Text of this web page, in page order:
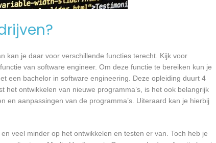
kan je daar voor verschillende functies terecht. Kijk voor
van software engineer. Om deze functie te bereiken kun je
een bachelor in software engineering. Deze opleiding duurt 4
ontwikkelen van nieuwe programma’s, is het ook belangrijk
aanpassingen van de programma’s. Uiteraard kan je hierbij
veel minder op het ontwikkelen en testen er van. Toch heb je